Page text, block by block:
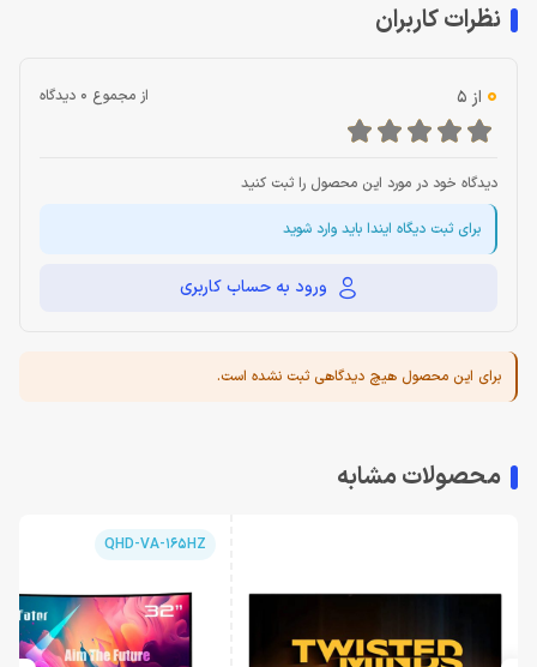
نظرات کاربران
0 از 5 از مجموع 0 دیدگاه
دیدگاه خود در مورد این محصول را ثبت کنید
برای ثبت دیگاه ایندا باید وارد شوید
ورود به حساب کاربری
برای این محصول هیچ دیدگاهی ثبت نشده است.
محصولات مشابه
QHD-VA-165HZ